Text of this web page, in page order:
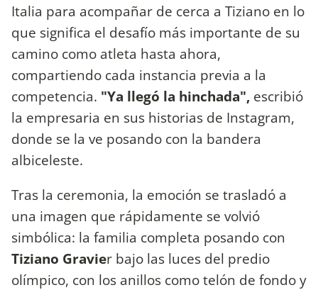
Italia para acompañar de cerca a Tiziano en lo
que significa el desafío más importante de su
camino como atleta hasta ahora,
compartiendo cada instancia previa a la
competencia. "Ya llegó la hinchada", escribió
la empresaria en sus historias de Instagram,
donde se la ve posando con la bandera
albiceleste.
Tras la ceremonia, la emoción se trasladó a
una imagen que rápidamente se volvió
simbólica: la familia completa posando con
Tiziano Gravier bajo las luces del predio
olímpico, con los anillos como telón de fondo y